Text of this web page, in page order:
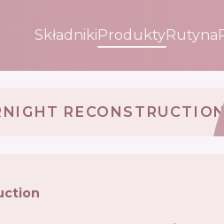
SkładnikiProduktyRutyna
RECONSTRUCTION